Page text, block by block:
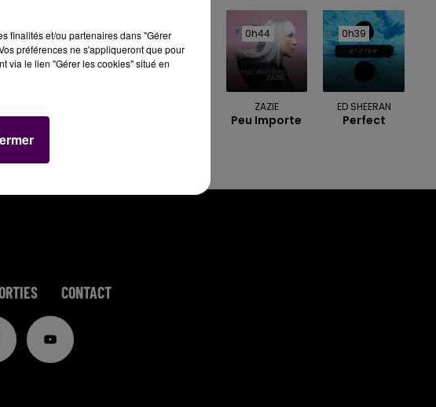
0h47
0h47 0h44
0h44
ZAZIE
Peu Importe
0h39
0h39
ED SHEERAN
Perfect
CONTACT
finalités et/ou partenaires dans "Gérer
préférences ne s'appliqueront que pour
via le lien "Gérer les cookies" situé en